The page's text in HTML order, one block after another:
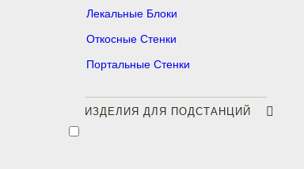
Лекальные Блоки
Откосные Стенки
Портальные Стенки
ИЗДЕЛИЯ ДЛЯ ПОДСТАНЦИЙ